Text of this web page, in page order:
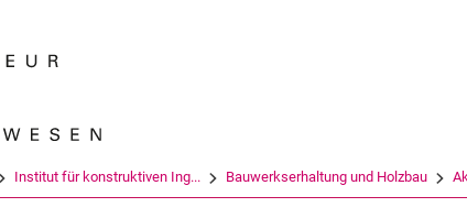
Institut für konstruktiven Ing... Bauwerkserhaltung und Holzbau